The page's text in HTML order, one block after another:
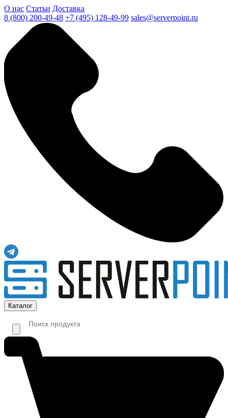
О нас Статьи Доставка
8 (800) 200-49-48 +7 (495) 128-49-99 sales@serverpoint.ru
Каталог